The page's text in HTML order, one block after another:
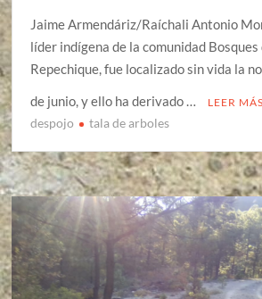
Jaime Armendáriz/Raíchali Antonio
líder indígena de la comunidad Bosques
Repechique, fue localizado sin vida la
de junio, y ello ha derivado …
LEER MÁS
despojo tala de arboles